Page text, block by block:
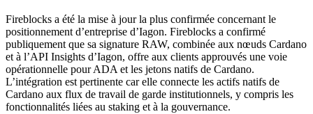
Fireblocks a été la mise à jour la plus confirmée concernant le
positionnement d’entreprise d’Iagon. Fireblocks a confirmé
publiquement que sa signature RAW, combinée aux nœuds Cardano
et à l’API Insights d’Iagon, offre aux clients approuvés une voie
opérationnelle pour ADA et les jetons natifs de Cardano.
L’intégration est pertinente car elle connecte les actifs natifs de
Cardano aux flux de travail de garde institutionnels, y compris les
fonctionnalités liées au staking et à la gouvernance.